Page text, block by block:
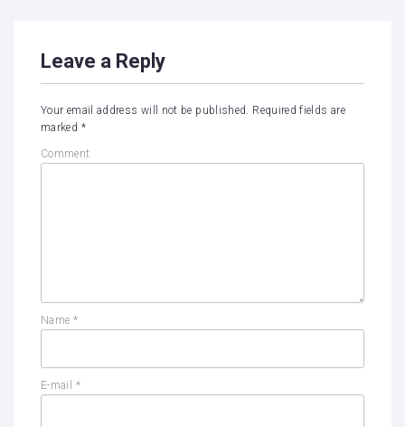
Leave a Reply
Your email address will not be published.
Required fields are
marked *
Comment
Name *
E-mail *